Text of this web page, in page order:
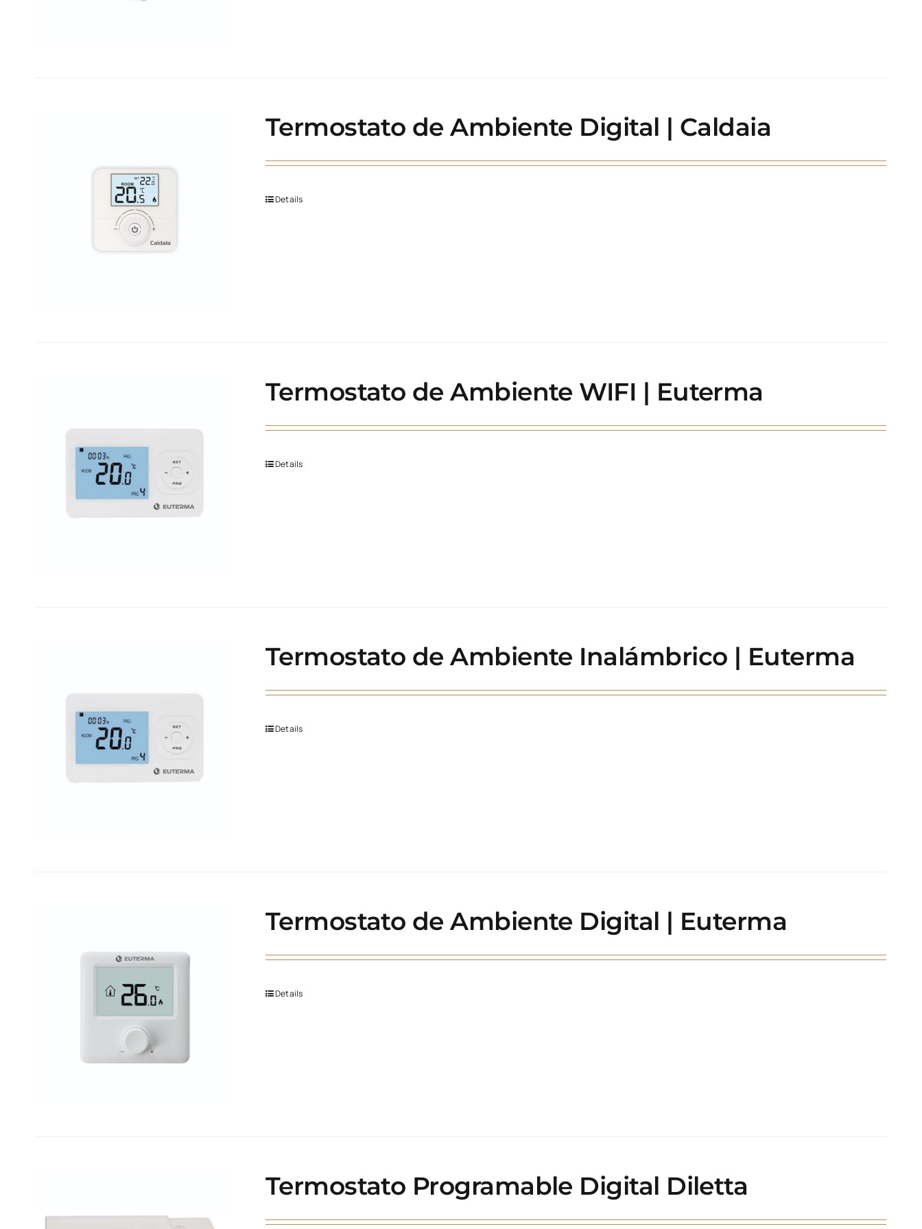
Termostato de Ambiente Digital | Caldaia
Details
Termostato de Ambiente WIFI | Euterma
Details
Termostato de Ambiente Inalámbrico | Euterma
Details
Termostato de Ambiente Digital | Euterma
Details
Termostato Programable Digital Diletta